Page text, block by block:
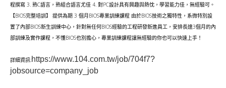
程撰寫 3. 熟C語言，熟組合語言尤佳 4. 對PC設計具有興趣與熱忱，學習能力佳，無經驗可。
【BIOS完整培訓】 提供為期 3 個月BIOS專業訓練課程 由於BIOS技術之獨特性，系微特別設
置了內部BIOS新生訓練中心，針對無任何BIOS經驗的工程研發新進員工，安排長達3個月的內
部訓練及實作課程，不懂BIOS也別擔心，專業訓練課程讓無經驗的你也可以快速上手！
詳細資訊:https://www.104.com.tw/job/704f7?
jobsource=company_job